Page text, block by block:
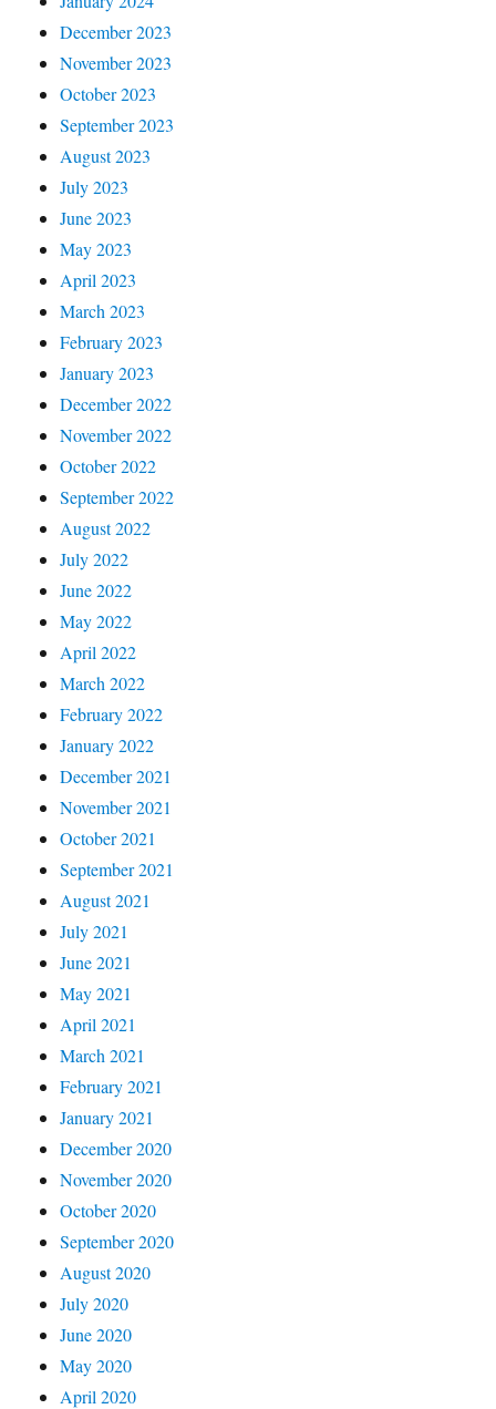
December 2023
November 2023
October 2023
September 2023
August 2023
July 2023
June 2023
May 2023
April 2023
March 2023
February 2023
January 2023
December 2022
November 2022
October 2022
September 2022
August 2022
July 2022
June 2022
May 2022
April 2022
March 2022
February 2022
January 2022
December 2021
November 2021
October 2021
September 2021
August 2021
July 2021
June 2021
May 2021
April 2021
March 2021
February 2021
January 2021
December 2020
November 2020
October 2020
September 2020
August 2020
July 2020
June 2020
May 2020
April 2020